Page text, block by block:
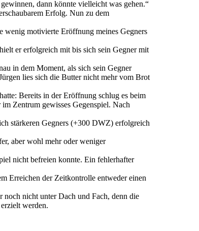
dann könnte vielleicht was gehen.“
Erfolg. Nun zu dem
wenig motivierte Eröffnung meines Gegners
er erfolgreich mit bis sich sein Gegner mit
in dem Moment, als sich sein Gegner
lies sich die Butter nicht mehr vom Brot
Bereits in der Eröffnung schlug es beim
Zentrum gewisses Gegenspiel. Nach
stärkeren Gegners (+300 DWZ) erfolgreich
aber wohl mehr oder weniger
nicht befreien konnte. Ein fehlerhafter
Erreichen der Zeitkontrolle entweder einen
noch nicht unter Dach und Fach, denn die
werden.